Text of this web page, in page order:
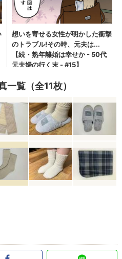
一覧（全11枚）